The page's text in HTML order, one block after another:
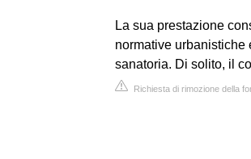
La sua prestazione
normative
sanatoria. Di solito, il
Richiesta di rimozione della